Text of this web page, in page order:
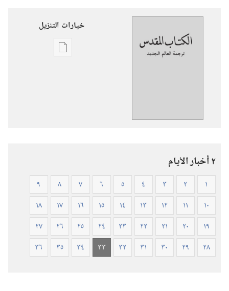
خيارات التنزيل
خيارات
المنقحة
٢٠١٩)‏
٢ أخبار الأيام
١ ٢ ٣ ٤ ٥ ٦ ٧ ٨
٩
١٠
١١ ١٢ ١٣ ١٤ ١٥ ١٦ ١٧
١٨
١٩
٢٠ ٢١ ٢٢ ٢٣ ٢٤ ٢٥ ٢٦
٢٧
٢٨
٢٩ ٣٠ ٣١ ٣٢ ٣٣ ٣٤ ٣٥ ٣٦